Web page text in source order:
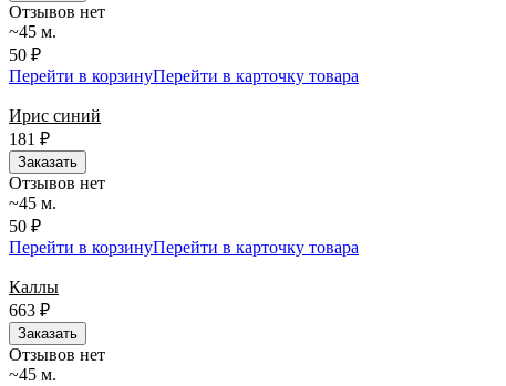
Отзывов нет
~45 м.
50 ₽
Перейти в корзинуПерейти в карточку товара
Ирис синий
181
₽
Заказать
Отзывов нет
~45 м.
50 ₽
Перейти в корзинуПерейти в карточку товара
Каллы
663 ₽
Заказать
Отзывов нет
~45 м.